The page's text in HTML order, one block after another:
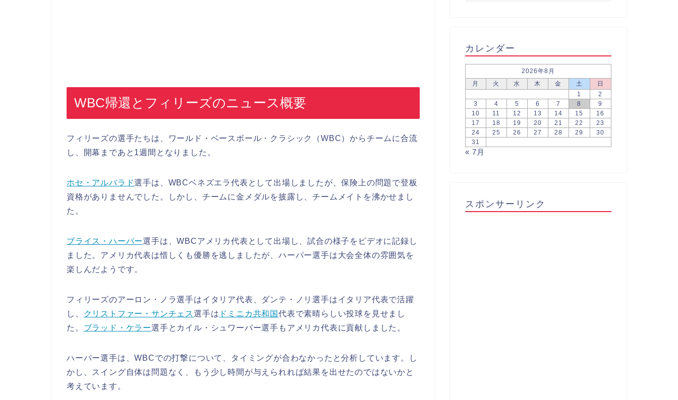
WBC帰還とフィリーズのニュース概要
フィリーズの選手たちは、ワールド・ベースボール・クラシック（WBC）からチームに合流
し、開幕まであと1週間となりました。
ホセ・アルバラド選手は、WBCベネズエラ代表として出場しましたが、保険上の問題で登板
資格がありませんでした。しかし、チームに金メダルを披露し、チームメイトを沸かせまし
た。
ブライス・ハーパー選手は、WBCアメリカ代表として出場し、試合の様子をビデオに記録し
ました。アメリカ代表は惜しくも優勝を逃しましたが、ハーパー選手は大会全体の雰囲気を
楽しんだようです。
フィリーズのアーロン・ノラ選手はイタリア代表、ダンテ・ノリ選手はイタリア代表で活躍
し、
クリストファー・サンチェス選手は ドミニカ共和国代表で素晴らしい投球を見せまし
た。 ブラッド・ケラー選手とカイル・シュワーバー選手もアメリカ代表に貢献しました。
ハーパー選手は、WBCでの打撃について、タイミングが合わなかったと分析しています。し
かし、スイング自体は問題なく、もう少し時間が与えられれば結果を出せたのではないかと
考えています。
カレンダー
2026年8月
月
火 水 木 金 土
日
1
2
3
4 5 6 7 8
9
10
11 12 13 14 15
16
17
18 19 20 21 22
23
24
25 26 27 28 29
30
31
« 7月
スポンサーリンク